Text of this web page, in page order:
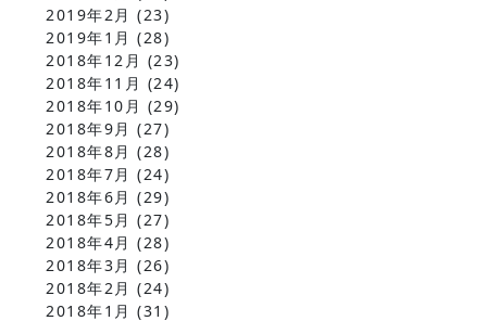
2019年2月 (23)
2019年1月 (28)
2018年12月 (23)
2018年11月 (24)
2018年10月 (29)
2018年9月 (27)
2018年8月 (28)
2018年7月 (24)
2018年6月 (29)
2018年5月 (27)
2018年4月 (28)
2018年3月 (26)
2018年2月 (24)
2018年1月 (31)